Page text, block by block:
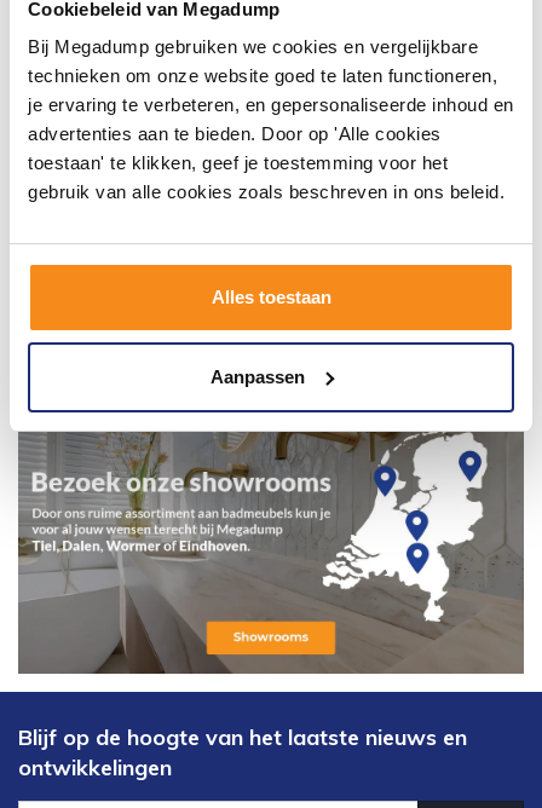
Cookiebeleid van Megadump
Bij Megadump gebruiken we cookies en vergelijkbare
technieken om onze website goed te laten functioneren,
je ervaring te verbeteren, en gepersonaliseerde inhoud en
advertenties aan te bieden. Door op 'Alle cookies
toestaan' te klikken, geef je toestemming voor het
gebruik van alle cookies zoals beschreven in ons beleid.
Alles toestaan
Aanpassen
badkamerstijlen. Doe je mee?
Blijf op de hoogte van het laatste nieuws en
ontwikkelingen